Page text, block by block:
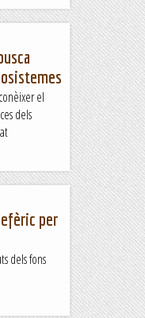
el
dels
per
dels fons